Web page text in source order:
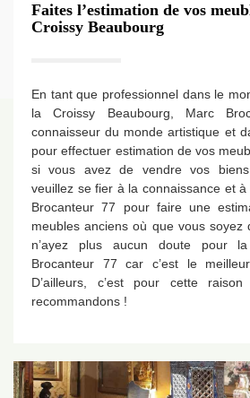
Faites l’estimation de vos
Croissy Beaubourg
En tant que professionnel dans le
la Croissy Beaubourg, Marc
connaisseur du monde artistique et
pour effectuer estimation de vos
si vous avez de vendre vos biens
veuillez se fier à la connaissance et à
Brocanteur 77 pour faire une
meubles anciens où que vous soyez
n’ayez plus aucun doute pour
Brocanteur 77 car c’est le
D’ailleurs, c’est pour cette
recommandons !